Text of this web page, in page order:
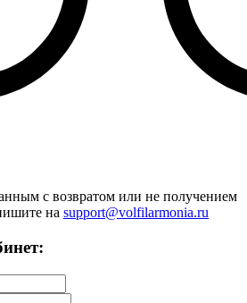
с возвратом или не получением
на support@volfilarmonia.ru